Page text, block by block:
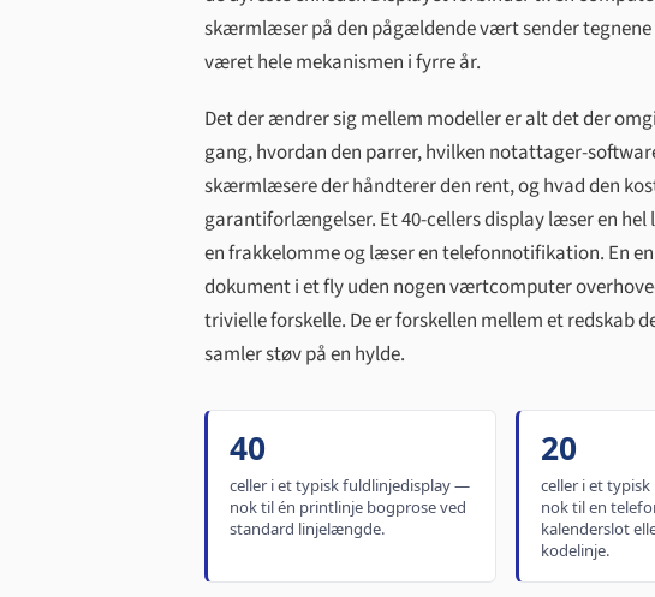
skærmlæser på den pågældende vært sender tegnene
været hele mekanismen i fyrre år.
Det der ændrer sig mellem modeller er alt det der
gang, hvordan den parrer, hvilken notattager-
skærmlæsere der håndterer den rent, og hvad den
garantiforlængelser. Et 40-cellers display læser en hel
en frakkelomme og læser en telefonnotifikation. En
dokument i et fly uden nogen værtcomputer
trivielle forskelle. De er forskellen mellem et redskab
samler støv på en hylde.
40
celler i et typisk fuldlinjedisplay —
nok til én printlinje bogprose ved
standard linjelængde.
20
celler i et
nok til en
kalenderslot
kodelinje.